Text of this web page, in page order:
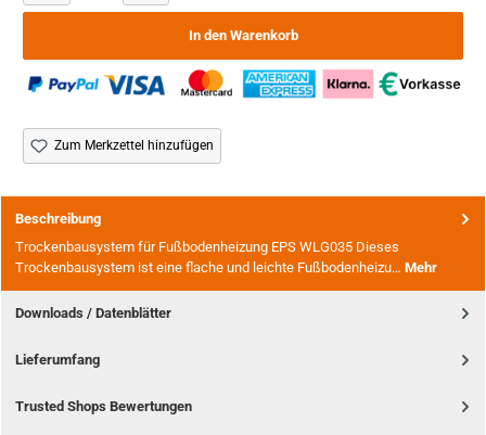
In den Warenkorb
Zum Merkzettel hinzufügen
Beschreibung
Trockenbausystem für Fußbodenheizung EPS WLG035 Dieses
Trockenbausystem ist eine flache und leichte Fußbodenheizu… Mehr
Downloads / Datenblätter
Lieferumfang
Trusted Shops Bewertungen